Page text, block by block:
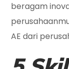
beragam
AE dari